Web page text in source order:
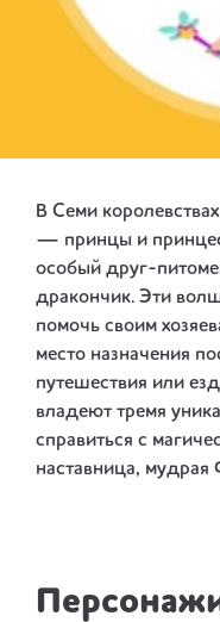
В Семи
— принцы и
особый друг-
дракончик. Эти
помочь своим
место назначения
путешествия или
владеют тремя
справиться с
наставница, мудрая